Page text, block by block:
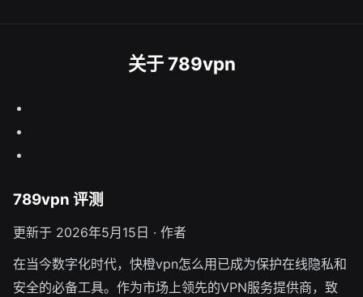
关于 789vpn
789vpn 评测
更新于 2026年5月15日 · 作者
在当今数字化时代，快橙vpn怎么用已成为保护在线隐私和
安全的必备工具。作为市场上领先的VPN服务提供商，致